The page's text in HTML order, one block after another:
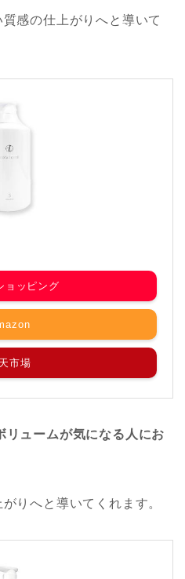
感の仕上がりへと導いて
ョッピング
市場
リュームが気になる人にお
りへと導いてくれます。